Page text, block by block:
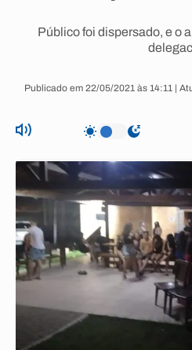
Público foi dispersado, e o
Publicado em 22/05/2021 às 14:11 |